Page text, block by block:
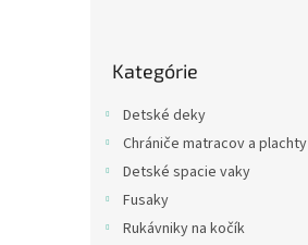
kategórie
Kategórie
Detské deky
Chrániče matracov a plachty
Detské spacie vaky
Fusaky
Rukávniky na kočík